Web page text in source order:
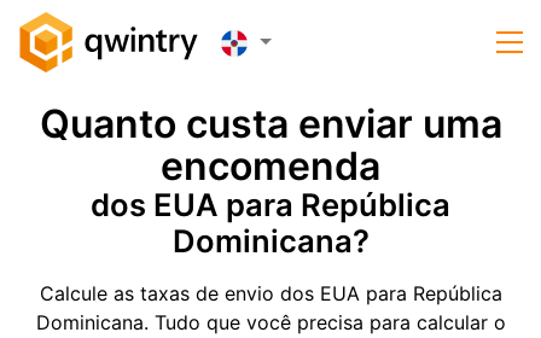
Quanto custa enviar uma
encomenda
dos EUA para República
Dominicana?
Calcule as taxas de envio dos EUA para República
Dominicana. Tudo que você precisa para calcular o